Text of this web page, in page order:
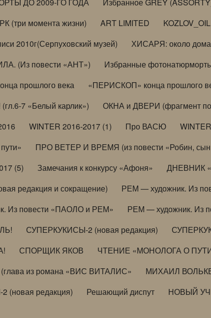
(три момента жизни)
ART LIMITED KOZLOV_OIL
2010г(Серпуховский музей)
ХИСАРЯ: около
(Из повести «АНТ»)
Избранные
прошлого века
«ПЕРИСКОП» конца прошлого
7 «Белый карлик»)
ОКНА и ДВЕРИ (фрагмент
WINTER 2016-2017 (1) Про ВАСЮ
ПРО ВЕТЕР И ВРЕМЯ (из повести «Робин, сын
(5)
Замечания к конкурсу «Афоня» ДНЕВНИК
редакция и сокращение)
РЕМ — художник. Из
Из повести «ПАОЛО и РЕМ»
РЕМ — художник. Из
СУПЕРКУКИСЫ-2 (новая редакция)
СПОРЩИК ЯКОВ ЧТЕНИЕ «МОНОЛОГА О
из романа «ВИС ВИТАЛИС»
МИХАИЛ
редакция)
Решающий диспут НОВЫЙ